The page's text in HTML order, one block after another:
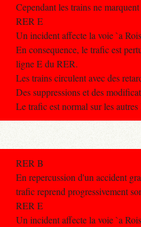
Cependant les trains ne
RER E
Un incident affecte la voie `a
En consequence, le trafic est
ligne E du RER.
Les trains circulent avec des
Des suppressions et des
Le trafic est normal sur les
RER B
En repercussion d'un accident
trafic reprend progressivement
RER E
Un incident affecte la voie `a